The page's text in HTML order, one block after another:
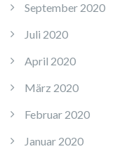
September 2020
Juli 2020
April 2020
März 2020
Februar 2020
Januar 2020